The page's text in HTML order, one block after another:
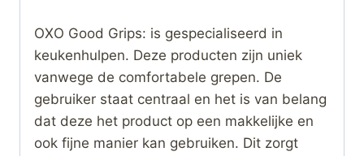
OXO Good Grips: is gespecialiseerd in
keukenhulpen. Deze producten zijn uniek
vanwege de comfortabele grepen. De
gebruiker staat centraal en het is van belang
dat deze het product op een makkelijke en
ook fijne manier kan gebruiken. Dit zorgt